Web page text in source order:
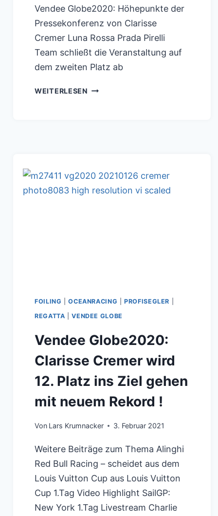
Vendee Globe2020: Höhepunkte der
Pressekonferenz von Clarisse
Cremer Luna Rossa Prada Pirelli
Team schließt die Veranstaltung auf
dem zweiten Platz ab
WEITERLESEN VENDEE
/CAMPAGNE
DE
FOILING |OCEANRACING |PROFISEGLER
REGATTA |VENDEE GLOBE
Vendee Globe2020:
Clarisse Cremer wird
12. Platz ins Ziel gehen
mit neuem Rekord !
Von Lars Krumnacker 3. Februar 2021
Weitere Beiträge zum Thema Alinghi
Red Bull Racing – scheidet aus dem
Louis Vuitton Cup aus Louis Vuitton
Cup 1.Tag Video Highlight SailGP:
New York 1.Tag Livestream Charlie